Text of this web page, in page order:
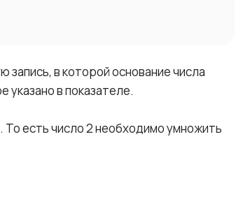
в которой основание числа
указано в показателе.
. То есть число 2 необходимо умножить